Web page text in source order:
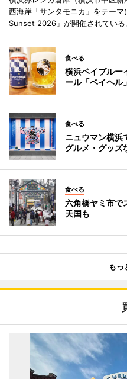
西海岸「サンタモニカ」をテー
Sunset 2026」が開催されている
食べる
横浜ベイブル
ール「ベイヘル」
食べる
ニュウマン横
グルメ・グッズ
食べる
六角橋ヤミ市
天国も
もっ